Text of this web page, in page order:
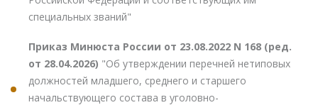
специальных званий"
Приказ Минюста России от 23.08.2022 N 168 (ред.
от 28.04.2026) "Об утверждении перечней нетиповых
должностей младшего, среднего и старшего
начальствующего состава в уголовно-